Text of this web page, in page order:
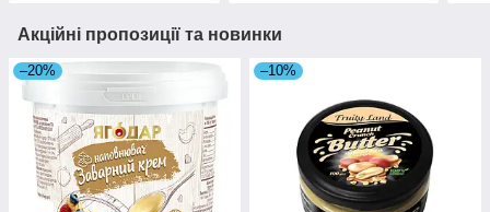
Акційні пропозиції та новинки
–20% –10%